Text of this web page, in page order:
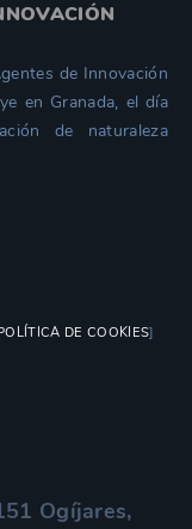
de Innovación
en Granada, el día
de naturaleza
DE COOKIES]
Ogíjares,